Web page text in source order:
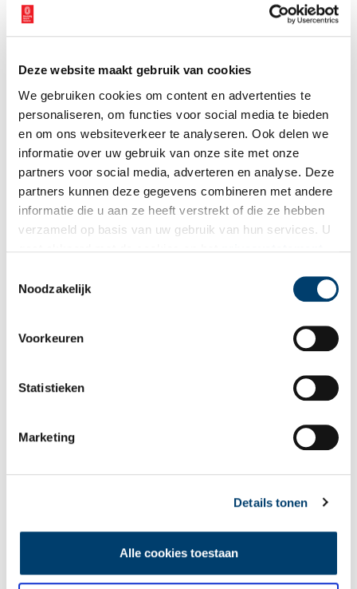
Deze website maakt gebruik van cookies
We gebruiken cookies om content en advertenties te
personaliseren, om functies voor social media te bieden
en om ons websiteverkeer te analyseren. Ook delen we
informatie over uw gebruik van onze site met onze
partners voor social media, adverteren en analyse. Deze
partners kunnen deze gegevens combineren met andere
informatie die u aan ze heeft verstrekt of die ze hebben
verzameld op basis van uw gebruik van hun services. U
Noodzakelijk
Voorkeuren
Statistieken
Marketing
Details tonen
Alle cookies toestaan
laatste erfgoednieuws? Schrijf u dan nu in voor onze
wekelijkse nieuwsbrief!
Bij inschrijving gaat u akkoord met onsprivacybeleid.
Aanvullingen
Vul deze informatie aan of geef een reactie.
Vereiste velden zijn gemarkeerd met *. Het e-mailadres wordt niet
Naam*
Lees meer verhalen